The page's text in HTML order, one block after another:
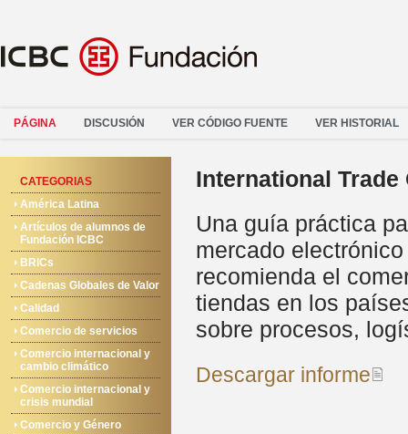
PÁGINA DISCUSIÓN VER CÓDIGO FUENTE VER HISTORIAL
CATEGORIAS
América Latina
Artículos de alumnos de
Fundación ICBC
BRICs
Cadenas Globales de Valor
Calidad
Comercio de servicios
Comercio internacional y
cambio climático
Comercio internacional y
crisis mundial
Comercio y Género
International Trade
Una guía práctica
mercado
recomienda el
tiendas en los
sobre procesos,
Descargar informe